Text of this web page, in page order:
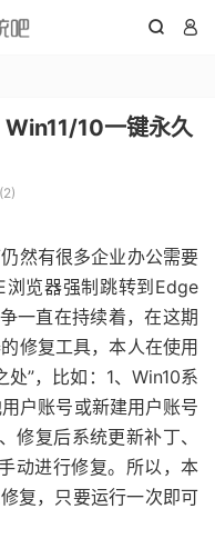
 
10一键永久
2)
然有很多企业办公需要
浏览器强制跳转到Edge
一直在持续着，在这期
修复工具，本人在使用
”，比如：1、Win10系
户账号或新建用户账号
修复后系统更新补丁、
动进行修复。所以，本
复，只要运行一次即可